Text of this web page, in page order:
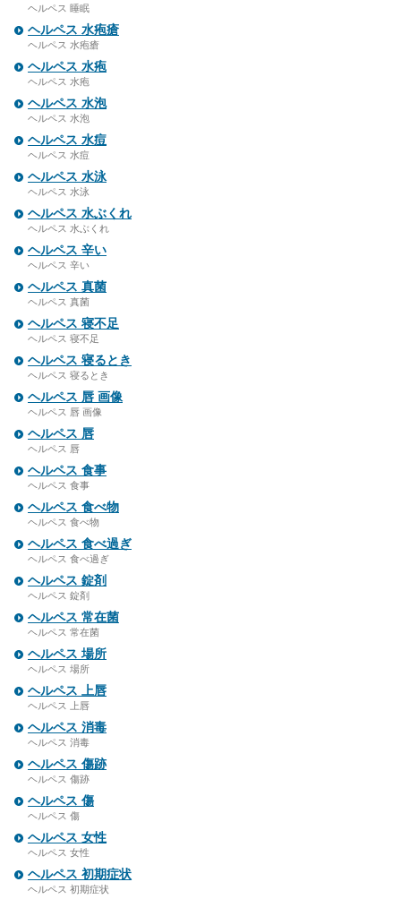
ヘルペス 睡眠
ヘルペス 水疱瘡
ヘルペス 水疱瘡
ヘルペス 水疱
ヘルペス 水疱
ヘルペス 水泡
ヘルペス 水泡
ヘルペス 水痘
ヘルペス 水痘
ヘルペス 水泳
ヘルペス 水泳
ヘルペス 水ぶくれ
ヘルペス 水ぶくれ
ヘルペス 辛い
ヘルペス 辛い
ヘルペス 真菌
ヘルペス 真菌
ヘルペス 寝不足
ヘルペス 寝不足
ヘルペス 寝るとき
ヘルペス 寝るとき
ヘルペス 唇 画像
ヘルペス 唇 画像
ヘルペス 唇
ヘルペス 唇
ヘルペス 食事
ヘルペス 食事
ヘルペス 食べ物
ヘルペス 食べ物
ヘルペス 食べ過ぎ
ヘルペス 食べ過ぎ
ヘルペス 錠剤
ヘルペス 錠剤
ヘルペス 常在菌
ヘルペス 常在菌
ヘルペス 場所
ヘルペス 場所
ヘルペス 上唇
ヘルペス 上唇
ヘルペス 消毒
ヘルペス 消毒
ヘルペス 傷跡
ヘルペス 傷跡
ヘルペス 傷
ヘルペス 傷
ヘルペス 女性
ヘルペス 女性
ヘルペス 初期症状
ヘルペス 初期症状